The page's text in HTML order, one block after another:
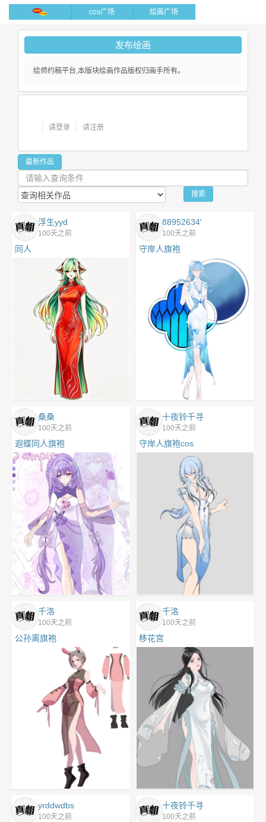
cos广场 绘画广场
发布绘画
绘师约稿平台,本版块绘画作品版权归画手所有。
请登录 请注册
最新作品
浮生yyd
100天之前
同人
88952634'
100天之前
守岸人旗袍
桑桑
100天之前
遐蝶同人旗袍
十夜铃千寻
100天之前
守岸人旗袍cos
千洛
100天之前
公孙离旗袍
千洛
100天之前
移花宫
yrddwdbs
100天之前
十夜铃千寻
100天之前